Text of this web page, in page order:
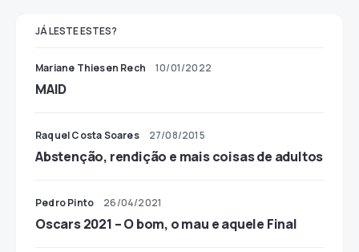
JÁ LESTE ESTES?
Mariane Thiesen Rech 10/01/2022
MAID
Raquel Costa Soares 27/08/2015
Abstenção, rendição e mais coisas de adultos
Pedro Pinto 26/04/2021
Oscars 2021 – O bom, o mau e aquele Final